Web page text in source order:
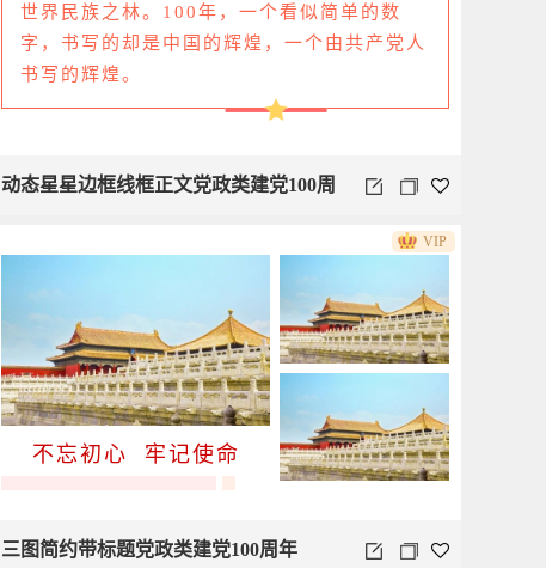
世界民族之林。100年，一个看似简单的数
字，书写的却是中国的辉煌，一个由共产党人
书写的辉煌。
动态星星边框线框正文党政类建党100周
不忘初心 牢记使命
三图简约带标题党政类建党100周年
VIP